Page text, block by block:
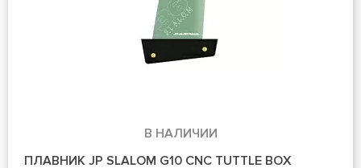
В НАЛИЧИИ
ПЛАВНИК JP SLALOM G10 CNC TUTTLE BOX